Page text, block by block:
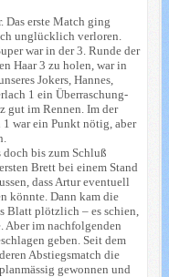
Das erste Match ging
unglücklich verloren.
war in der 3. Runde der
Haar 3 zu holen, war in
Jokers, Hannes,
1 ein Überraschung-
gut im Rennen. Im der
war ein Punkt nötig, aber
doch bis zum Schluß
Brett bei einem Stand
dass Artur eventuell
könnte. Dann kam die
Blatt plötzlich – es schien,
Aber im nachfolgenden
geben. Seit dem
Abstiegsmatch die
gewonnen und